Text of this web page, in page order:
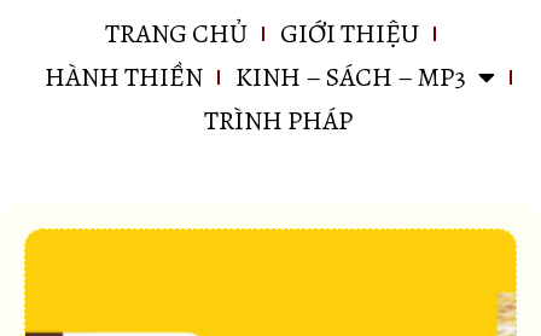
TRANG CHỦ
GIỚI THIỆU
HÀNH THIỀN
KINH – SÁCH – MP3
TRÌNH PHÁP